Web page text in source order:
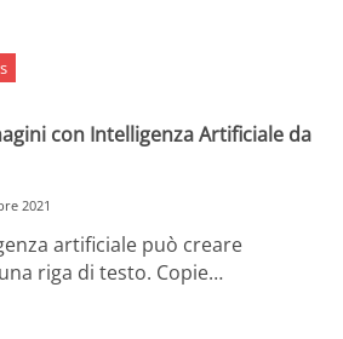
con Intelligenza Artificiale da
2021
artificiale può creare
riga di testo. Copie…